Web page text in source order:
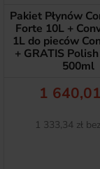
Pakiet Płynów
Forte 10L +
1L do pieców
+ GRATIS
500ml
Cena
1
Netto
1 333,34 zł